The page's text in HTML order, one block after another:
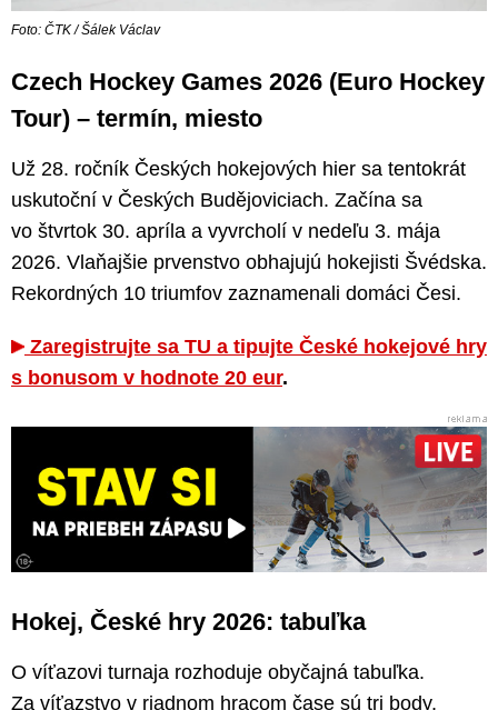
Foto: ČTK / Šálek Václav
Czech Hockey Games 2026 (Euro Hockey
Tour) – termín, miesto
Už 28. ročník Českých hokejových hier sa tentokrát
uskutoční v Českých Budějoviciach. Začína sa
vo štvrtok 30. apríla a vyvrcholí v nedeľu 3. mája
2026. Vlaňajšie prvenstvo obhajujú hokejisti Švédska.
Rekordných 10 triumfov zaznamenali domáci Česi.
Zaregistrujte sa TU a tipujte České hokejové hry
s bonusom v hodnote 20 eur.
Hokej, České hry 2026: tabuľka
O víťazovi turnaja rozhoduje obyčajná tabuľka.
Za víťazstvo v riadnom hracom čase sú tri body,